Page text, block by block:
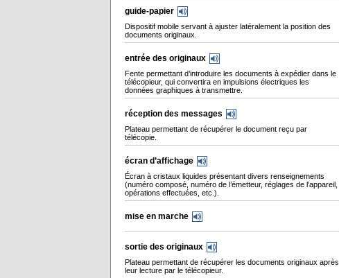
guide-papier
Dispositif mobile servant à ajuster latéralement la position des
documents originaux.
entrée des originaux
Fente permettant d’introduire les documents à expédier dans le
télécopieur, qui convertira en impulsions électriques les
données graphiques à transmettre.
réception des messages
Plateau permettant de récupérer le document reçu par
télécopie.
écran d’affichage
Écran à cristaux liquides présentant divers renseignements
(numéro composé, numéro de l’émetteur, réglages de l’appareil,
opérations effectuées, etc.).
mise en marche
sortie des originaux
Plateau permettant de récupérer les documents originaux après
leur lecture par le télécopieur.